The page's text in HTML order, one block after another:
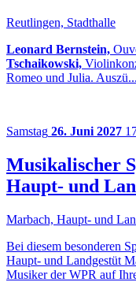
Reutlingen, Stadthalle
Leonard Bernstein,
Tschaikowski,
Romeo und Julia. Auszü...
Samstag 26. Juni 2027
Musikalischer
Haupt- und
Marbach, Haupt- und
Bei diesem besonderen
Haupt- und Landgestüt
Musiker der WPR auf